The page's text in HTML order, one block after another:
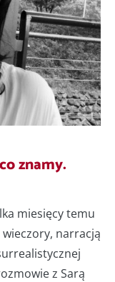
znamy.
miesięcy temu
narracją
z Sarą